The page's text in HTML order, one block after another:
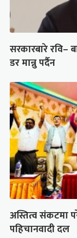
सरकारबारे रवि–
डर मान्नु पर्दैन
अस्तित्व संकटमा
पहिचानवादी दल